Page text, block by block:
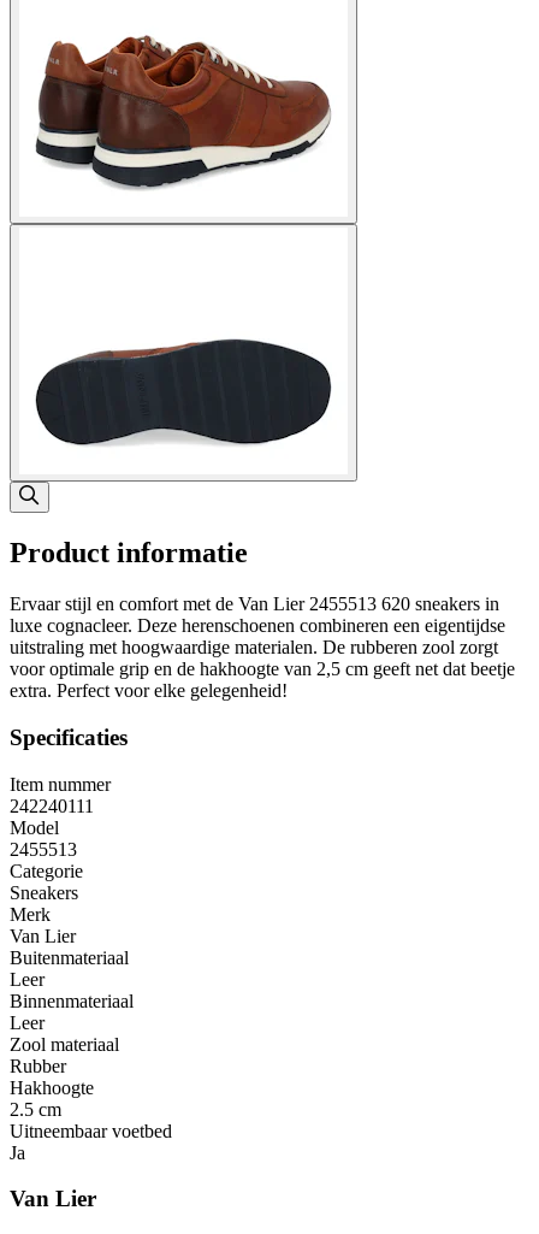
Product informatie
Ervaar stijl en comfort met de Van Lier 2455513 620 sneakers in
luxe cognacleer. Deze herenschoenen combineren een eigentijdse
uitstraling met hoogwaardige materialen. De rubberen zool zorgt
voor optimale grip en de hakhoogte van 2,5 cm geeft net dat beetje
extra. Perfect voor elke gelegenheid!
Specificaties
Item nummer
242240111
Model
2455513
Categorie
Sneakers
Merk
Van Lier
Buitenmateriaal
Leer
Binnenmateriaal
Leer
Zool materiaal
Rubber
Hakhoogte
2.5 cm
Uitneembaar voetbed
Ja
Van Lier